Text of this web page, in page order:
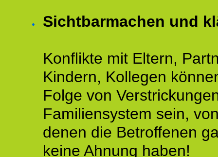
Sichtbarmachen und
Konflikte mit Eltern,
Kindern, Kollegen
Folge von
Familiensystem sein,
denen die Betroffenen
keine Ahnung haben!